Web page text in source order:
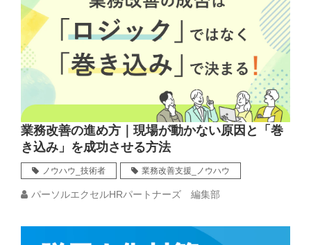
業務改善の進め方｜現場が動かない原因と「巻
き込み」を成功させる方法
ノウハウ_技術者 業務改善支援_ノウハウ
パーソルエクセルHRパートナーズ 編集部